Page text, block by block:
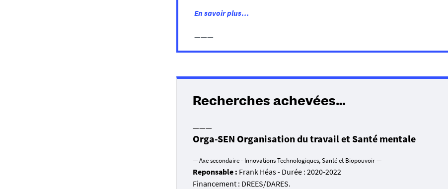
En savoir plus…
———
Recherches achevées…
———
Orga-SEN Organisation du travail et Santé mentale
— Axe secondaire - Innovations Technologiques, Santé et Biopouvoir—
Reponsable : Frank Héas - Durée : 2020-2022
Financement : DREES/DARES.